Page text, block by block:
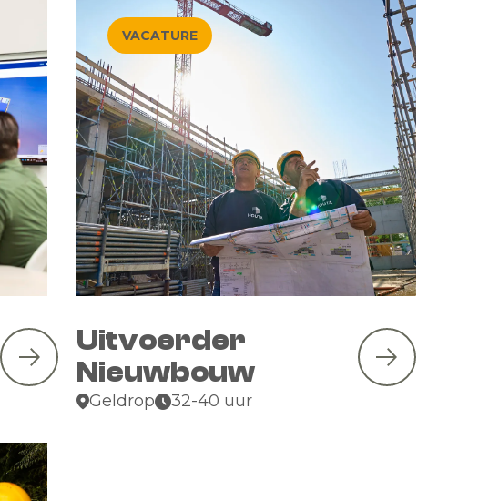
VACATURE
Uitvoerder
Nieuwbouw
Geldrop 32-40 uur